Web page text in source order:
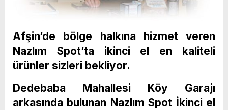
Afşin’de bölge halkına hizmet veren
Nazlım Spot’ta ikinci el en kaliteli
ürünler sizleri bekliyor.
Dedebaba Mahallesi Köy Garajı
arkasında bulunan Nazlım Spot İkinci el